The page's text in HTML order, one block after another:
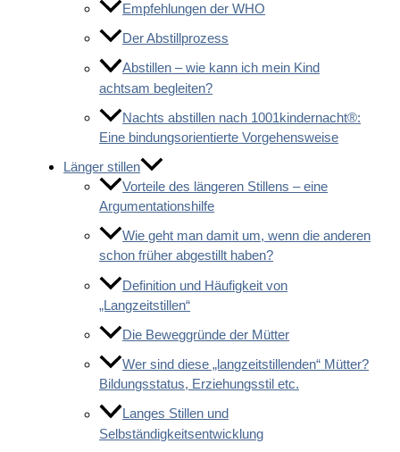
Empfehlungen der WHO
Der Abstillprozess
Abstillen – wie kann ich mein Kind
achtsam begleiten?
Nachts abstillen nach 1001kindernacht®:
Eine bindungsorientierte Vorgehensweise
Länger stillen
Vorteile des längeren Stillens – eine
Argumentationshilfe
Wie geht man damit um, wenn die anderen
schon früher abgestillt haben?
Definition und Häufigkeit von
„Langzeitstillen“
Die Beweggründe der Mütter
Wer sind diese „langzeitstillenden“ Mütter?
Bildungsstatus, Erziehungsstil etc.
Langes Stillen und
Selbständigkeitsentwicklung